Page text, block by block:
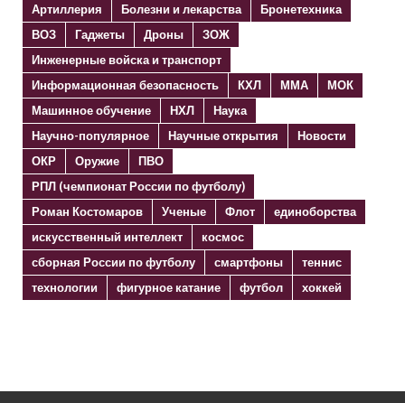
Артиллерия
Болезни и лекарства
Бронетехника
ВОЗ
Гаджеты Дроны
ЗОЖ
Инженерные войска и транспорт
Информационная безопасность
КХЛ ММА
МОК
Машинное обучение
НХЛ
Наука
Научно-популярное
Научные открытия
Новости
ОКР
Оружие
ПВО
РПЛ (чемпионат России по футболу)
Роман Костомаров
Ученые Флот
единоборства
искусственный интеллект
космос
сборная России по футболу
смартфоны
теннис
технологии
фигурное катание футбол хоккей